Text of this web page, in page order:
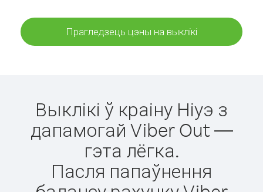
Прагледзець цэны на выклікі
Выклікі ў краіну Ніуэ з
дапамогай Viber Out —
гэта лёгка.
Пасля папаўнення